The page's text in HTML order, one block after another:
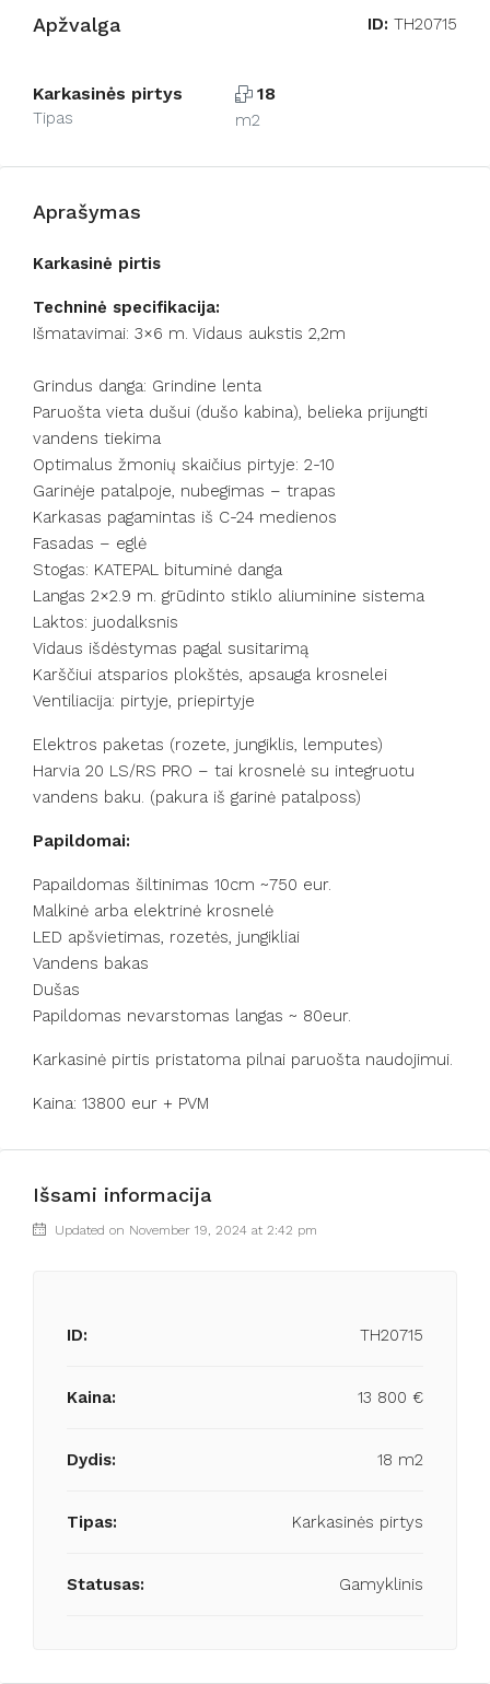
Apžvalga ID: TH20715
Karkasinės pirtys
Tipas
18
m2
Aprašymas
Karkasinė pirtis
Techninė specifikacija:
Išmatavimai: 3×6 m. Vidaus aukstis 2,2m
Grindus danga: Grindine lenta
Paruošta vieta dušui (dušo kabina), belieka prijungti
vandens tiekima
Optimalus žmonių skaičius pirtyje: 2-10
Garinėje patalpoje, nubegimas – trapas
Karkasas pagamintas iš C-24 medienos
Fasadas – eglė
Stogas: KATEPAL bituminė danga
Langas 2×2.9 m. grūdinto stiklo aliuminine sistema
Laktos: juodalksnis
Vidaus išdėstymas pagal susitarimą
Karščiui atsparios plokštės, apsauga krosnelei
Ventiliacija: pirtyje, priepirtyje
Elektros paketas (rozete, jungiklis, lemputes)
Harvia 20 LS/RS PRO – tai krosnelė su integruotu
vandens baku. (pakura iš garinė patalposs)
Papildomai:
Papaildomas šiltinimas 10cm ~750 eur.
Malkinė arba elektrinė krosnelė
LED apšvietimas, rozetės, jungikliai
Vandens bakas
Dušas
Papildomas nevarstomas langas ~ 80eur.
Karkasinė pirtis pristatoma pilnai paruošta naudojimui.
Kaina: 13800 eur + PVM
Išsami informacija
Updated on November 19, 2024 at 2:42 pm
ID: TH20715
Kaina: 13 800 €
Dydis: 18 m2
Tipas: Karkasinės pirtys
Statusas: Gamyklinis